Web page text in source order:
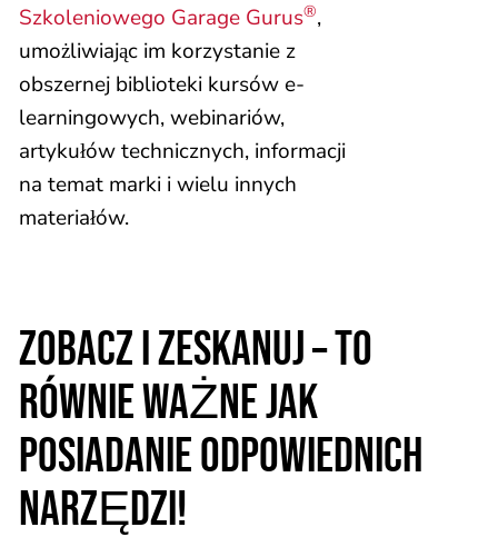
Szkoleniowego Garage Gurus®,
umożliwiając im korzystanie z
obszernej biblioteki kursów e-
learningowych, webinariów,
artykułów technicznych, informacji
na temat marki i wielu innych
materiałów.
ZOBACZ I ZESKANUJ – TO
RÓWNIE WAŻNE JAK
POSIADANIE ODPOWIEDNICH
NARZĘDZI!